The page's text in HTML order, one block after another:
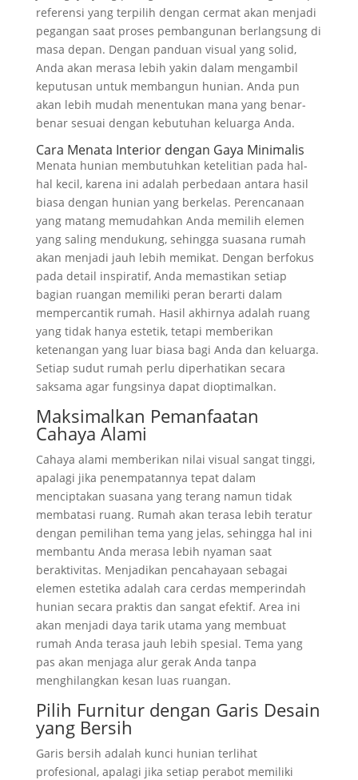
referensi yang terpilih dengan cermat akan menjadi
pegangan saat proses pembangunan berlangsung di
masa depan. Dengan panduan visual yang solid,
Anda akan merasa lebih yakin dalam mengambil
keputusan untuk membangun hunian. Anda pun
akan lebih mudah menentukan mana yang benar-
benar sesuai dengan kebutuhan keluarga Anda.
Cara Menata Interior dengan Gaya Minimalis
Menata hunian membutuhkan ketelitian pada hal-
hal kecil, karena ini adalah perbedaan antara hasil
biasa dengan hunian yang berkelas. Perencanaan
yang matang memudahkan Anda memilih elemen
yang saling mendukung, sehingga suasana rumah
akan menjadi jauh lebih memikat. Dengan berfokus
pada detail inspiratif, Anda memastikan setiap
bagian ruangan memiliki peran berarti dalam
mempercantik rumah. Hasil akhirnya adalah ruang
yang tidak hanya estetik, tetapi memberikan
ketenangan yang luar biasa bagi Anda dan keluarga.
Setiap sudut rumah perlu diperhatikan secara
saksama agar fungsinya dapat dioptimalkan.
Maksimalkan Pemanfaatan
Cahaya Alami
Cahaya alami memberikan nilai visual sangat tinggi,
apalagi jika penempatannya tepat dalam
menciptakan suasana yang terang namun tidak
membatasi ruang. Rumah akan terasa lebih teratur
dengan pemilihan tema yang jelas, sehingga hal ini
membantu Anda merasa lebih nyaman saat
beraktivitas. Menjadikan pencahayaan sebagai
elemen estetika adalah cara cerdas memperindah
hunian secara praktis dan sangat efektif. Area ini
akan menjadi daya tarik utama yang membuat
rumah Anda terasa jauh lebih spesial. Tema yang
pas akan menjaga alur gerak Anda tanpa
menghilangkan kesan luas ruangan.
Pilih Furnitur dengan Garis Desain
yang Bersih
Garis bersih adalah kunci hunian terlihat
profesional, apalagi jika setiap perabot memiliki